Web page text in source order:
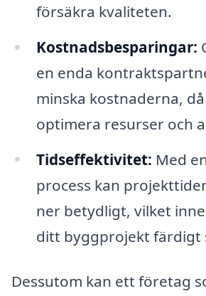
försäkra kvaliteten.
Kostnadsbesparingar:
en enda
minska kostnaderna,
optimera resurser och
Tidseffektivitet: Med
process kan
ner betydligt, vilket
ditt byggprojekt färdigt
Dessutom kan ett företag